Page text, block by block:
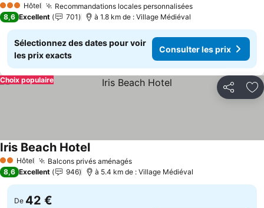
3 ÉtoilesHôtel Recommandations locales personnaliséesConsulter les
8,6 Excellent 701 à 1.8 km de : Village Médiéval
Sélectionnez des dates pour voir
les prix exacts
Consulter les prix
Partager
Choix populaire
2 Étoiles
Hôtel Balcons privés aménagésConsulter les prix
Iris Beach HotelConsulter les prix
8,6 Excellent 946 à 5.4 km de : Village Médiéval
De 42 €